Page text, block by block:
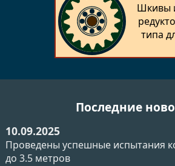
Шкивы
типа
Последние
10.09.2025
Проведены успешные испытания
до 3.5 метров